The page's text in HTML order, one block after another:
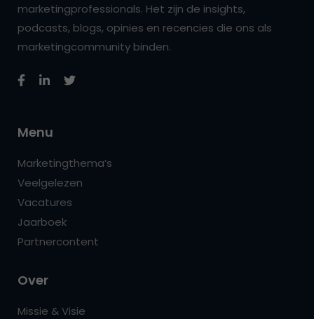
marketingprofessionals. Het zijn de insights,
podcasts, blogs, opinies en recencies die ons als
marketingcommunity binden.
Menu
Marketingthema’s
Veelgelezen
Vacatures
Jaarboek
Partnercontent
Over
Missie & Visie